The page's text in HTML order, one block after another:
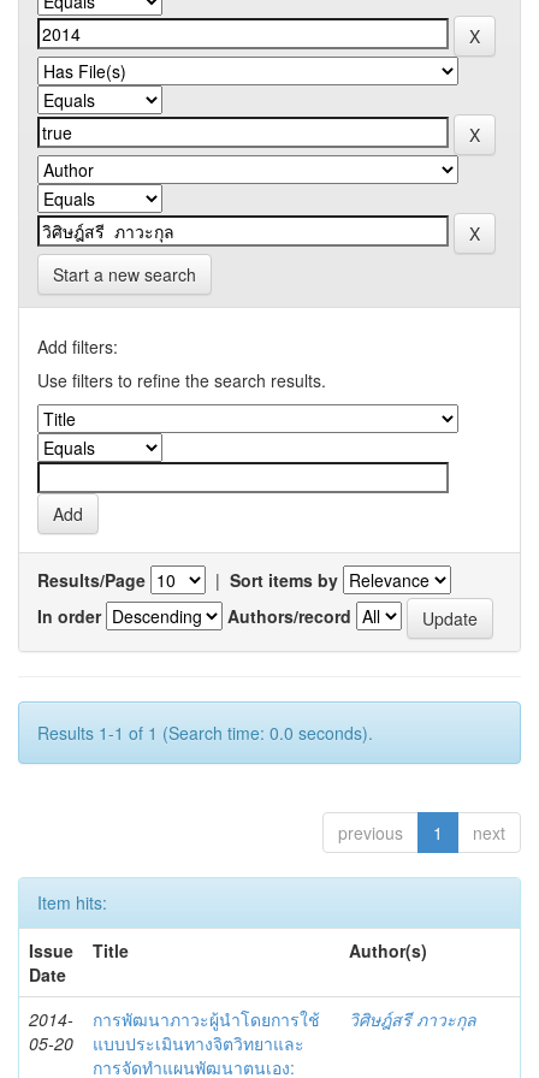
Start a new search
Add filters:
Use filters to refine the search results.
Results/Page | Sort items by
In order
Authors/record
Results 1-1 of 1 (Search time: 0.0 seconds).
previous 1 next
Item hits:
Issue
Date
Title Author(s)
2014-
05-20
การพัฒนาภาวะผู้นำโดยการใช้
แบบประเมินทางจิตวิทยาและ
การจัดทำแผนพัฒนาตนเอง:
วิศิษฎ์สรี ภาวะกุล